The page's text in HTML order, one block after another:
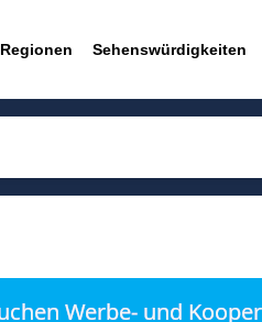
Regionen Sehenswürdigkeiten